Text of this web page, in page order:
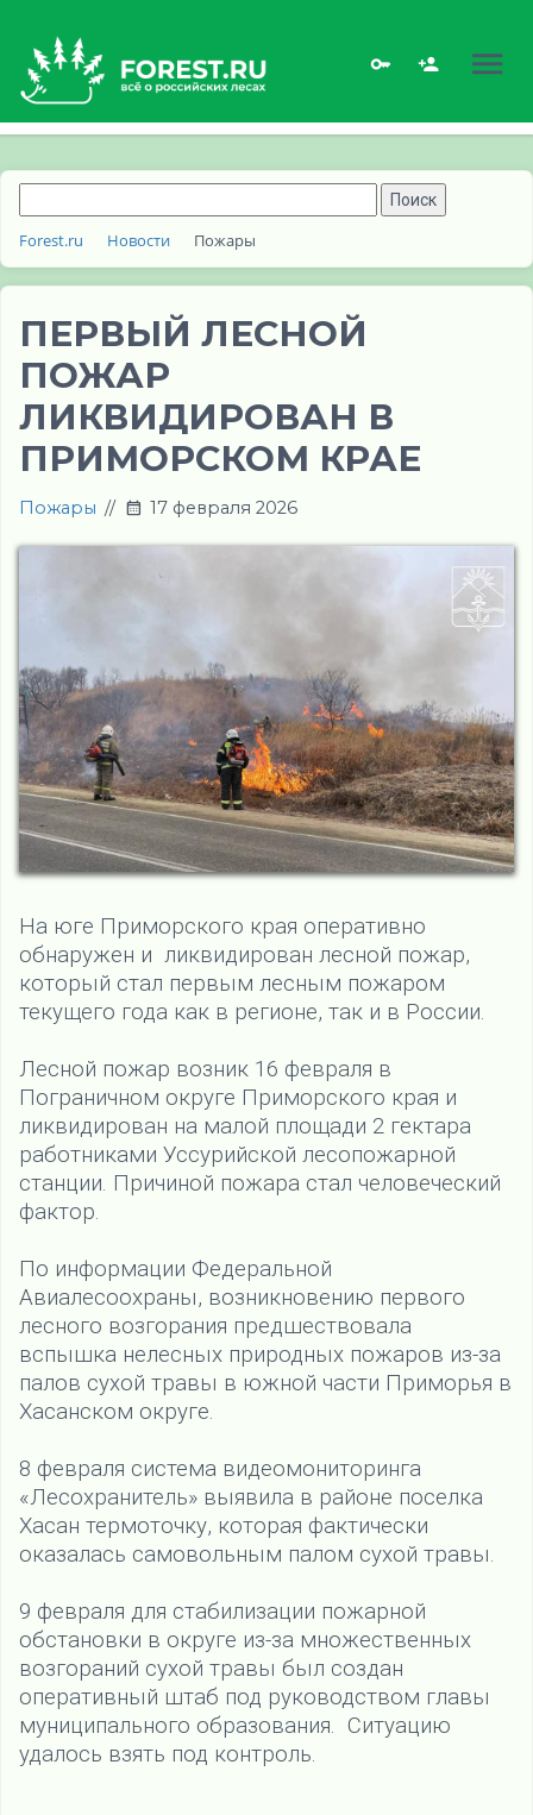
Forest.ru Новости Пожары
ПЕРВЫЙ ЛЕСНОЙ
ПОЖАР
ЛИКВИДИРОВАН В
ПРИМОРСКОМ КРАЕ
Пожары // 17 февраля 2026
На юге Приморского края оперативно
обнаружен и ликвидирован лесной пожар,
который стал первым лесным пожаром
текущего года как в регионе, так и в России.
Лесной пожар возник 16 февраля в
Пограничном округе Приморского края и
ликвидирован на малой площади 2 гектара
работниками Уссурийской лесопожарной
станции. Причиной пожара стал человеческий
фактор.
По информации Федеральной
Авиалесоохраны, возникновению первого
лесного возгорания предшествовала
вспышка нелесных природных пожаров из-за
палов сухой травы в южной части Приморья в
Хасанском округе.
8 февраля система видеомониторинга
«Лесохранитель» выявила в районе поселка
Хасан термоточку, которая фактически
оказалась самовольным палом сухой травы.
9 февраля для стабилизации пожарной
обстановки в округе из-за множественных
возгораний сухой травы был создан
оперативный штаб под руководством главы
муниципального образования. Ситуацию
удалось взять под контроль.